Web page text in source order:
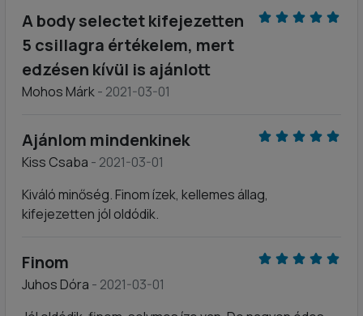
A body selectet kifejezetten
5 csillagra értékelem, mert
edzésen kívül is ajánlott
Mohos Márk- 2021-03-01
Ajánlom mindenkinek
Kiss Csaba - 2021-03-01
Kiváló minőség. Finom ízek, kellemes állag,
kifejezetten jól oldódik.
Finom
Juhos Dóra - 2021-03-01